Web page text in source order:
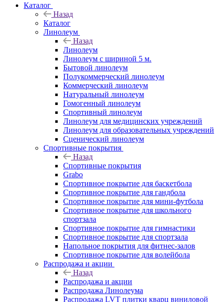
Каталог
Назад
Каталог
Линолеум
Назад
Линолеум
Линолеум с шириной 5 м.
Бытовой линолеум
Полукоммерческий линолеум
Коммерческий линолеум
Натуральный линолеум
Гомогенный линолеум
Спортивный линолеум
Линолеум для медицинских учреждений
Линолеум для образовательных учреждений
Сценический линолеум
Спортивные покрытия
Назад
Спортивные покрытия
Grabo
Спортивное покрытие для баскетбола
Спортивное покрытие для гандбола
Спортивное покрытие для мини-футбола
Спортивное покрытие для школьного
спортзала
Спортивное покрытие для гимнастики
Спортивное покрытие для спортзала
Напольное покрытия для фитнес-залов
Спортивное покрытие для волейбола
Распродажа и акции
Назад
Распродажа и акции
Распродажа Линолеума
Распродажа LVT плитки кварц виниловой